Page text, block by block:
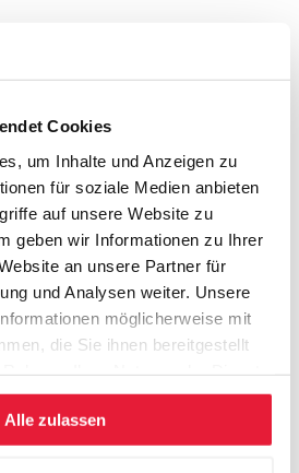
Cookies
um Inhalte und Anzeigen zu
für soziale Medien anbieten
auf unsere Website zu
geben wir Informationen zu Ihrer
an unsere Partner für
und Analysen weiter. Unsere
möglicherweise mit
die Sie ihnen bereitgestellt
Alle zulassen
Business School bedankt sich
Regional-Beirätin Beate
einen Blick hinter die Kulissen
auf dem 15. St. Galler
22.-23.09.2017 in St. Gallen.
herunterladen.
cookies to watch this video.